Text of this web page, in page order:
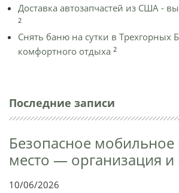
Доставка автозапчастей из США -
2
Снять баню на сутки в Трехгорных
комфортного отдыха 2
Последние записи
Безопасное мобильное
место — организация и
10/06/2026